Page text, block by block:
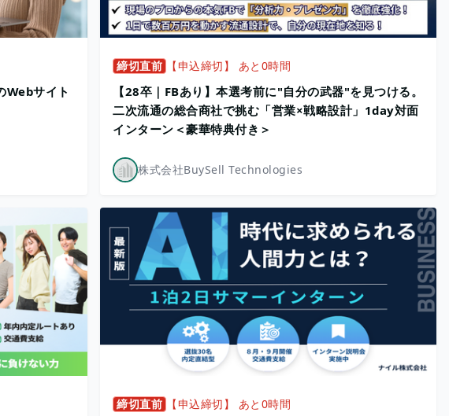
Webサイト
締切直前 【申込締切】 あと0時間
【28卒｜FBあり】本選考前に"自分の武器"を見つける。
二次流通の総合商社で挑む「営業×戦略設計」1day対面
インターン＜豪華特典付き＞
株式会社BuySell Technologies
締切直前 【申込締切】 あと0時間